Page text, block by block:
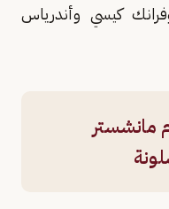
كيسي وأندرياس
مانشستر